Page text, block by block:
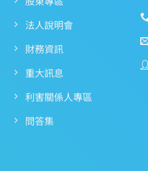
法人說明會
財務資訊
重大訊息
利害關係人專區
問答集